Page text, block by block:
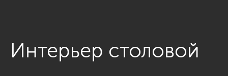
Интерьер столовой